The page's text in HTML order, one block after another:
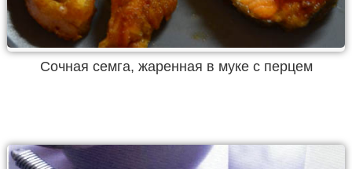
Сочная семга, жаренная в муке с перцем